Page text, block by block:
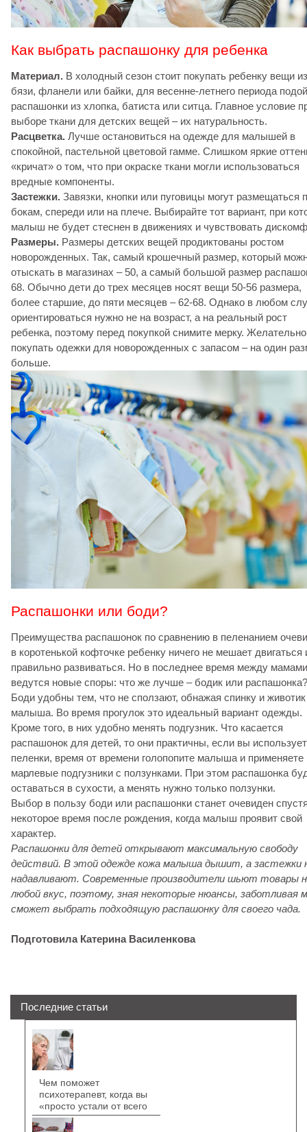
Как выбрать распашонку для ребенка
Материал. В холодный сезон стоит покупать ребенку вещи из
бязи, фланели или байки, для весенне-летнего периода
распашонки из хлопка, батиста или ситца. Главное условие
выборе ткани для детских вещей – их натуральность.
Расцветка. Лучше остановиться на одежде для малышей в
спокойной, пастельной цветовой гамме. Слишком яркие
«кричат» о том, что при окраске ткани могли использоваться
вредные компоненты.
Застежки. Завязки, кнопки или пуговицы могут размещаться
бокам, спереди или на плече. Выбирайте тот вариант, при
малыш не будет стеснен в движениях и чувствовать
Размеры. Размеры детских вещей продиктованы ростом
новорожденных. Так, самый крошечный размер, который
отыскать в магазинах – 50, а самый большой размер
68. Обычно дети до трех месяцев носят вещи 50-56 размера,
более старшие, до пяти месяцев – 62-68. Однако в любом
ориентироваться нужно не на возраст, а на реальный рост
ребенка, поэтому перед покупкой снимите мерку. Желательно
покупать одежки для новорожденных с запасом – на один
больше.
Распашонки или боди?
Преимущества распашонок по сравнению в пеленанием
в коротенькой кофточке ребенку ничего не мешает двигаться
правильно развиваться. Но в последнее время между мамами
ведутся новые споры: что же лучше – бодик или распашонка?
Боди удобны тем, что не сползают, обнажая спинку и животик
малыша. Во время прогулок это идеальный вариант одежды.
Кроме того, в них удобно менять подгузник. Что касается
распашонок для детей, то они практичны, если вы
пеленки, время от времени голопопите малыша и применяете
марлевые подгузники с ползунками. При этом распашонка
оставаться в сухости, а менять нужно только ползунки.
Выбор в пользу боди или распашонки станет очевиден
некоторое время после рождения, когда малыш проявит свой
характер.
Распашонки для детей открывают максимальную свободу
действий. В этой одежде кожа малыша дышит, а застежки
надавливают. Современные производители шьют товары
любой вкус, поэтому, зная некоторые нюансы, заботливая
сможет выбрать подходящую распашонку для своего чада.
Подготовила Катерина Василенкова
Последние статьи
Чем поможет
психотерапевт, когда вы
«просто устали от всего